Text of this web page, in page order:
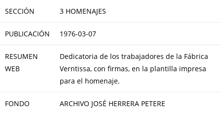
SECCIÓN 3 HOMENAJES
PUBLICACIÓN 1976-03-07
RESUMEN
WEB
Dedicatoria de los trabajadores de la Fábrica
Verntissa, con firmas, en la plantilla impresa
para el homenaje.
FONDO ARCHIVO JOSÉ HERRERA PETERE